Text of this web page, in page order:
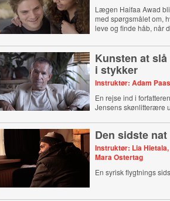
Lægen Haifaa Awad
med spørgsmålet om,
leve og finde håb, når
Kunsten at
i stykker
Instruktør: Adam
En rejse ind i
Jensens skønlitterære
Den sidste nat
Instruktør: Lia
Mara Ostertag
En syrisk flygtnings